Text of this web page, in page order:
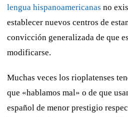
lengua hispanoamericanas no
establecer nuevos centros de
convicción generalizada de que
modificarse.
Muchas veces los rioplatenses
que «hablamos mal» o de que
español de menor prestigio